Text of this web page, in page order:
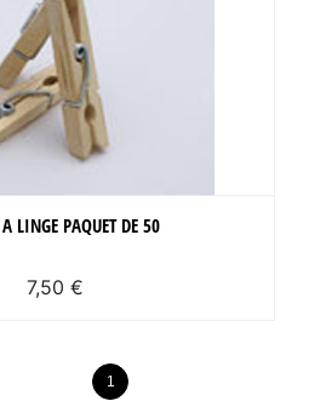
LINGE PAQUET DE 50
7,50 €
1